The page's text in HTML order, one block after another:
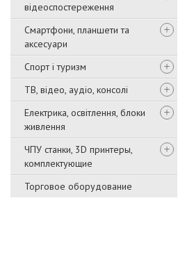
відеоспостереження
Смартфони, планшети та
аксесуари
Спорт і туризм
ТВ, відео, аудіо, консолі
Електрика, освітлення, блоки
живлення
ЧПУ станки, 3D принтеры,
комплектующие
Торговое оборудование